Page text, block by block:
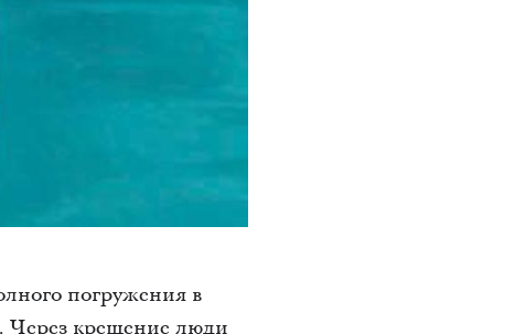
погружения в
Через крещение люди